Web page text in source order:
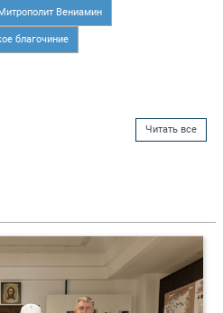
Вениамин
благочиние
Читать все